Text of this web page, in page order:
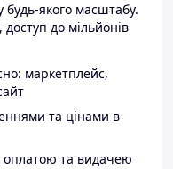
якого масштабу.
до мільйонів
маркетплейс,
та цінами в
оплатою та видачею